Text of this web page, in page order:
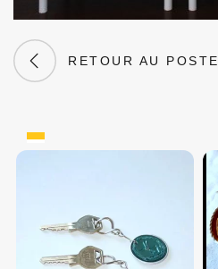
RETOUR AU POSTE